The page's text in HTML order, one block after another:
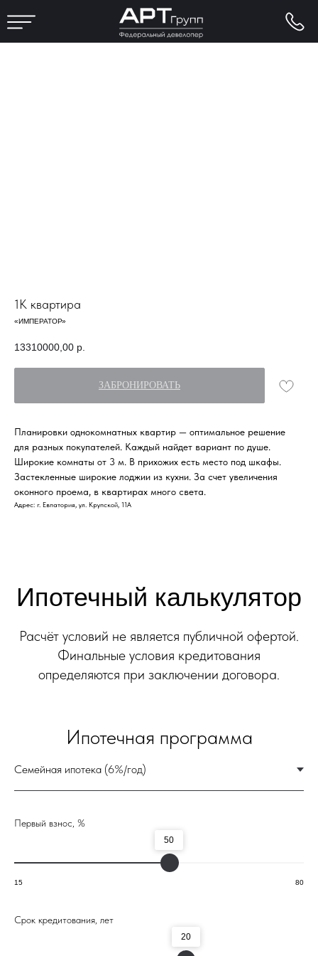
1К квартира
«ИМПЕРАТОР»
13310000,00 р.
ЗАБРОНИРОВАТЬ
Планировки однокомнатных квартир — оптимальное решение
для разных покупателей. Каждый найдет вариант по душе.
Широкие комнаты от 3 м. В прихожих есть место под шкафы.
Застекленные широкие лоджии из кухни. За счет увеличения
оконного проема, в квартирах много света.
Адрес: г. Евпатория, ул. Крупской, 11А
Ипотечный калькулятор
Расчёт условий не является публичной офертой.
Финальные условия кредитования
определяются при заключении договора.
Первый взнос, %
50
15 80
Срок кредитования, лет
20